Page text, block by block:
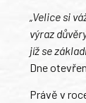
„Velice si
výraz
jíž se
Dne
Právě v